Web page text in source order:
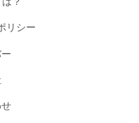
リシー